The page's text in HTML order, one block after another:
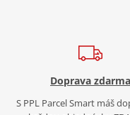
Doprava zdarma
S PPL Parcel Smart máš